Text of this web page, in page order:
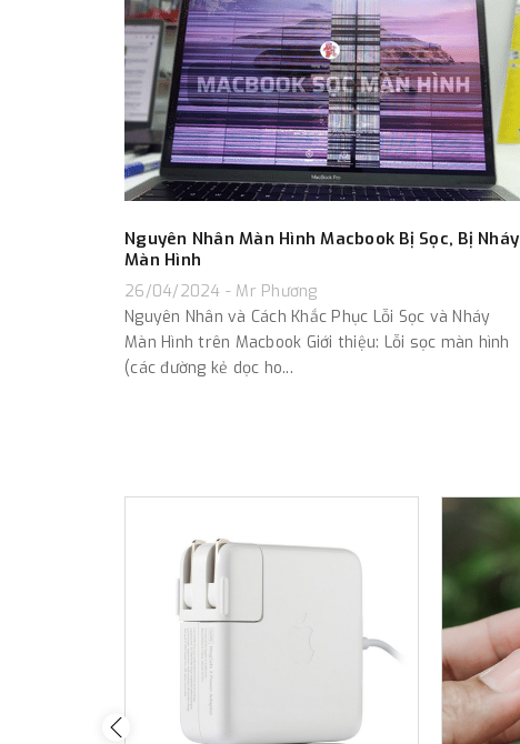
Nguyên Nhân Màn Hình Macbook Bị Sọc, Bị Nháy
Màn Hình
26/04/2024 - Mr Phương
Nguyên Nhân và Cách Khắc Phục Lỗi Sọc và Nháy
Màn Hình trên Macbook Giới thiệu: Lỗi sọc màn hình
(các đường kẻ dọc ho...